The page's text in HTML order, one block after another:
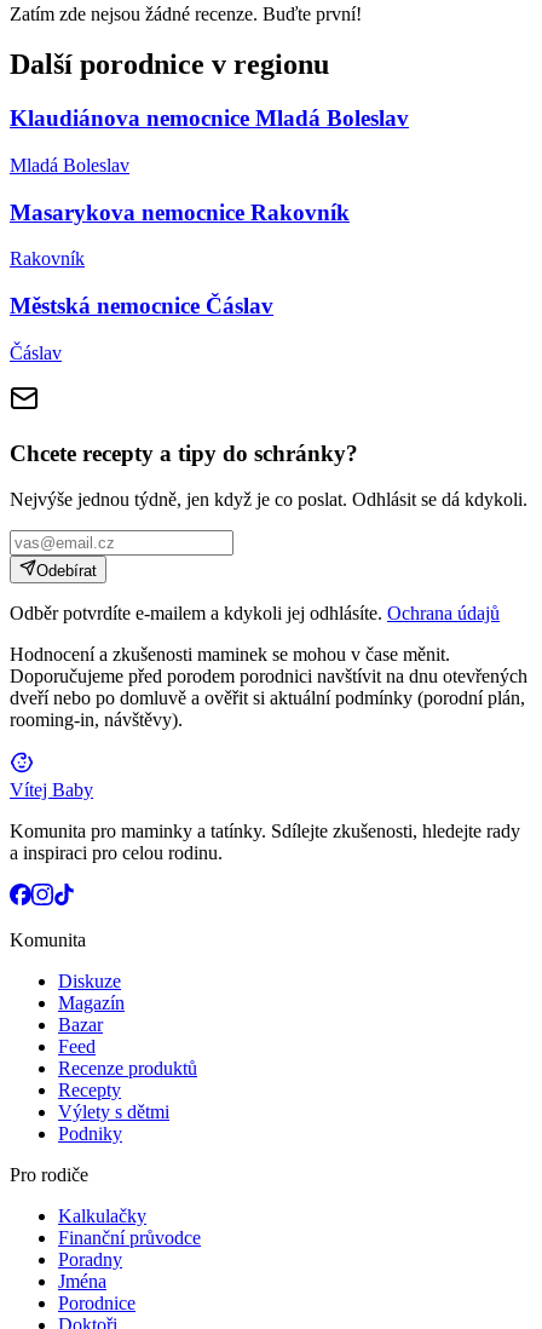
Zatím zde nejsou žádné recenze. Buďte první!
Další porodnice v regionu
Klaudiánova nemocnice Mladá Boleslav
Mladá Boleslav
Masarykova nemocnice Rakovník
Rakovník
Městská nemocnice Čáslav
Čáslav
Chcete recepty a tipy do schránky?
Nejvýše jednou týdně, jen když je co poslat. Odhlásit se dá kdykoli.
Odebírat
Odběr potvrdíte e-mailem a kdykoli jej odhlásíte. Ochrana údajů
Hodnocení a zkušenosti maminek se mohou v čase měnit.
Doporučujeme před porodem porodnici navštívit na dnu otevřených
dveří nebo po domluvě a ověřit si aktuální podmínky (porodní plán,
rooming-in, návštěvy).
Vítej Baby
Komunita pro maminky a tatínky. Sdílejte zkušenosti, hledejte rady
a inspiraci pro celou rodinu.
Komunita
Diskuze
Magazín
Bazar
Feed
Recenze produktů
Recepty
Výlety s dětmi
Podniky
Pro rodiče
Kalkulačky
Finanční průvodce
Poradny
Jména
Porodnice